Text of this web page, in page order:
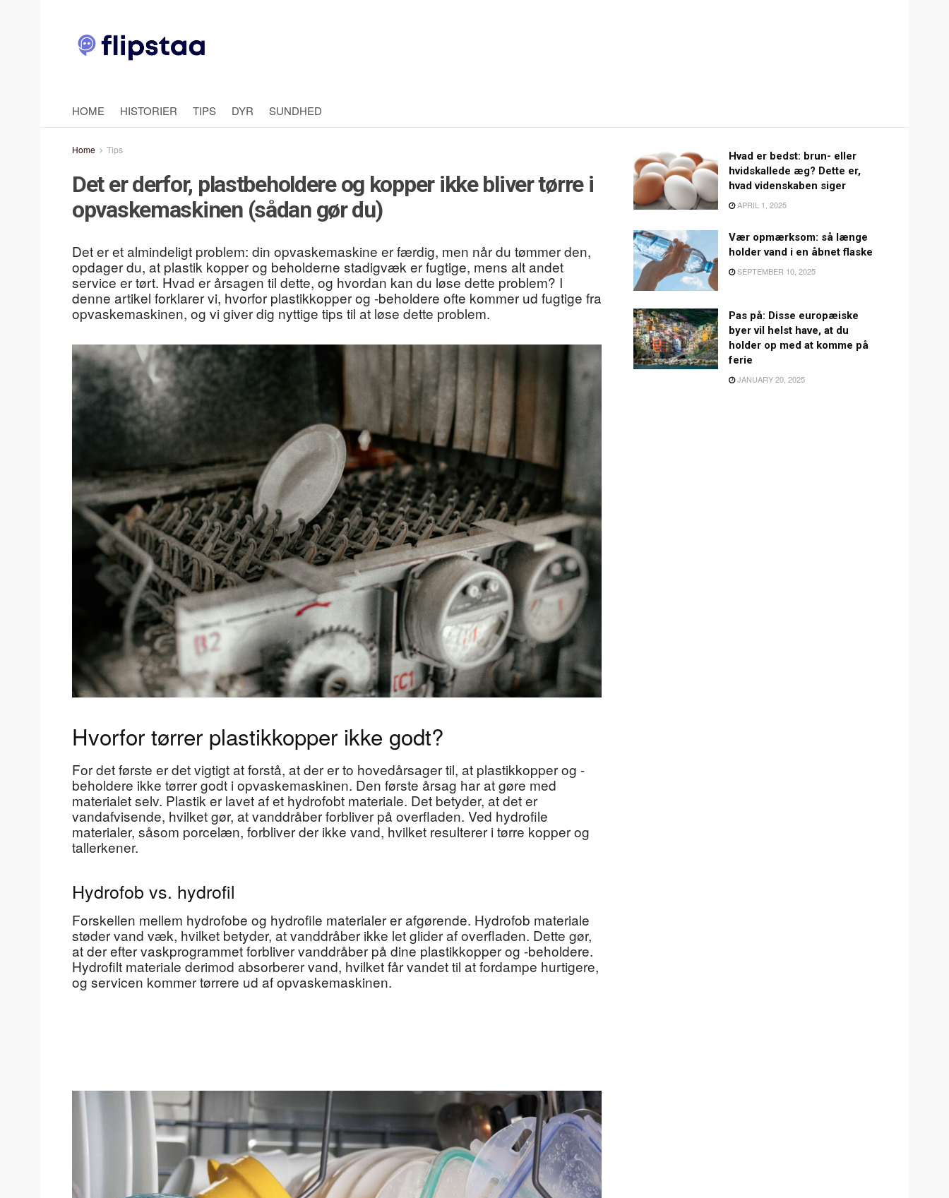
HOME HISTORIER TIPS DYR SUNDHED
Home Tips
Det er derfor, plastbeholdere og kopper ikke bliver tørre i
opvaskemaskinen (sådan gør du)
Det er et almindeligt problem: din opvaskemaskine er færdig, men når du tømmer den,
opdager du, at plastik kopper og beholderne stadigvæk er fugtige, mens alt andet
service er tørt. Hvad er årsagen til dette, og hvordan kan du løse dette problem? I
denne artikel forklarer vi, hvorfor plastikkopper og -beholdere ofte kommer ud fugtige fra
opvaskemaskinen, og vi giver dig nyttige tips til at løse dette problem.
Hvorfor tørrer plastikkopper ikke godt?
For det første er det vigtigt at forstå, at der er to hovedårsager til, at plastikkopper og -
beholdere ikke tørrer godt i opvaskemaskinen. Den første årsag har at gøre med
materialet selv. Plastik er lavet af et hydrofobt materiale. Det betyder, at det er
vandafvisende, hvilket gør, at vanddråber forbliver på overfladen. Ved hydrofile
materialer, såsom porcelæn, forbliver der ikke vand, hvilket resulterer i tørre kopper og
tallerkener.
Hydrofob vs. hydrofil
Forskellen mellem hydrofobe og hydrofile materialer er afgørende. Hydrofob materiale
støder vand væk, hvilket betyder, at vanddråber ikke let glider af overfladen. Dette gør,
at der efter vaskprogrammet forbliver vanddråber på dine plastikkopper og -beholdere.
Hydrofilt materiale derimod absorberer vand, hvilket får vandet til at fordampe hurtigere,
og servicen kommer tørrere ud af opvaskemaskinen.
Hvad er bedst: brun- eller
hvidskallede æg? Dette er,
hvad videnskaben siger
APRIL 1, 2025
Vær opmærksom: så længe
holder vand i en åbnet flaske
SEPTEMBER 10, 2025
Pas på: Disse europæiske
byer vil helst have, at du
holder op med at komme på
ferie
JANUARY 20, 2025